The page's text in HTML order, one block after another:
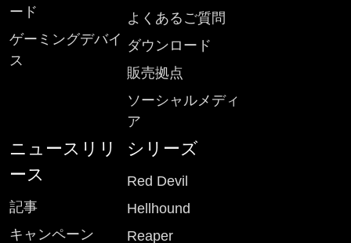
ード
ゲーミングデバイ
ス
よくあるご質問
ダウンロード
販売拠点
ソーシャルメディ
ア
ニュースリリ
ース
記事
キャンペーン
シリーズ
Red Devil
Hellhound
Reaper